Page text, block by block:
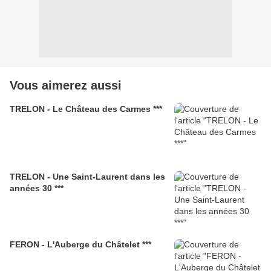
Vous aimerez aussi
TRELON - Le Château des Carmes ***
TRELON - Une Saint-Laurent dans les
années 30 ***
FERON - L'Auberge du Châtelet ***